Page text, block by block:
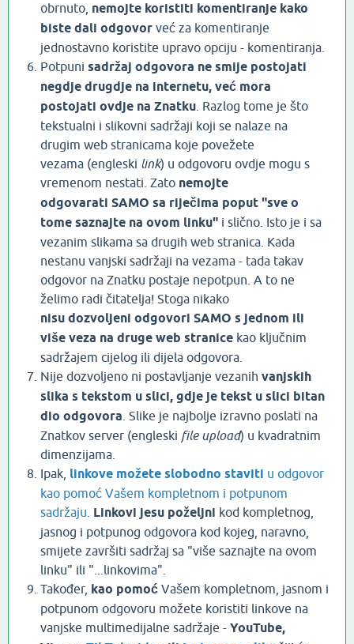
obrnuto, nemojte koristiti komentiranje kako
biste dali odgovor već za komentiranje
jednostavno koristite upravo opciju - komentiranja.
Potpuni sadržaj odgovora ne smije postojati
negdje drugdje na internetu, već mora
postojati ovdje na Znatku . Razlog tome je što
tekstualni i slikovni sadržaji koji se nalaze na
drugim web stranicama koje povežete
vezama (engleski link) u odgovoru ovdje mogu s
vremenom nestati. Zato nemojte
odgovarati SAMO sa riječima poput "sve o
tome saznajte na ovom linku" i slično. Isto je i sa
vezanim slikama sa drugih web stranica. Kada
nestanu vanjski sadržaji na vezama - tada takav
odgovor na Znatku postaje nepotpun. A to ne
želimo radi čitatelja! Stoga nikako
nisu dozvoljeni odgovori SAMO s jednom ili
više veza na druge web stranice kao ključnim
sadržajem cijelog ili dijela odgovora.
Nije dozvoljeno ni postavljanje vezanih vanjskih
slika s tekstom u slici, gdje je tekst u slici bitan
dio odgovora . Slike je najbolje izravno poslati na
Znatkov server (engleski file upload) u kvadratnim
dimenzijama.
Ipak, linkove možete slobodno staviti u odgovor
kao pomoć Vašem kompletnom i potpunom
sadržaju Linkovi jesu poželjni kod kompletnog,
jasnog i potpunog odgovora kod kojeg, naravno,
smijete završiti sadržaj sa "više saznajte na ovom
linku" ili "...linkovima".
Također, kao pomoć Vašem kompletnom, jasnom i
potpunom odgovoru možete koristiti linkove na
vanjske multimedijalne sadržaje - YouTube,